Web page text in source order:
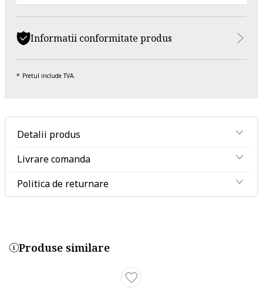
Informatii conformitate produs
Pretul include TVA.
Detalii produs
Livrare comanda
Politica de returnare
Produse similare